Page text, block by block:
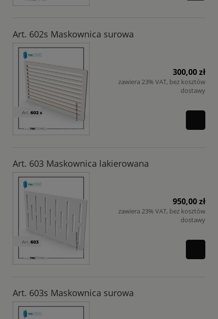
Art. 602s Maskownica surowa
300,00 zł
zawiera 23% VAT, bez kosztów
dostawy
Art. 603 Maskownica lakierowana
950,00 zł
zawiera 23% VAT, bez kosztów
dostawy
Art. 603s Maskownica surowa